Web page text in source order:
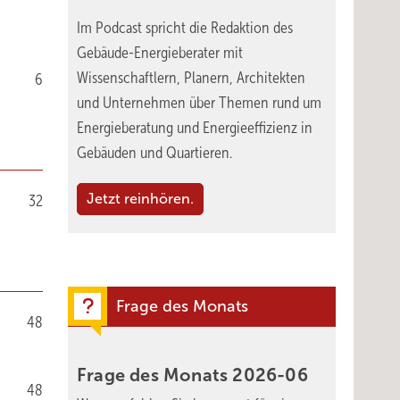
6
32
48
48
Im Podcast spricht die Redaktion des
Gebäude-Energieberater mit
Wissenschaftlern, Planern, Architekten
und Unternehmen über Themen rund um
Energieberatung und Energieeffizienz in
Gebäuden und Quartieren.
Jetzt reinhören.
Frage des Monats
Frage des Monats 2026-06